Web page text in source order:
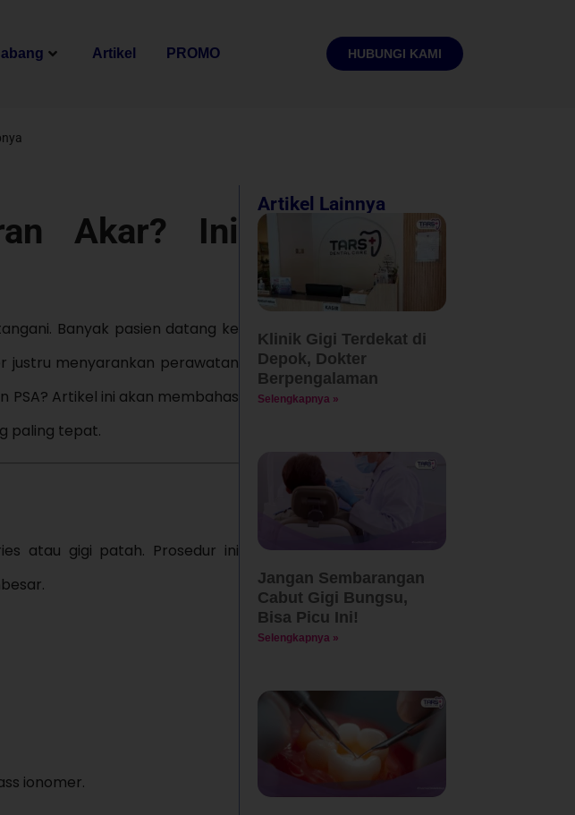
Artikel PROMO HUBUNGI KAMI
Akar? Ini
Banyak pasien datang ke
justru menyarankan perawatan
PSA? Artikel ini akan membahas
paling tepat.
atau gigi patah. Prosedur ini
ionomer.
Artikel Lainnya
Klinik Gigi Terdekat di
Depok, Dokter
Berpengalaman
Selengkapnya »
Jangan Sembarangan
Cabut Gigi Bungsu,
Bisa Picu Ini!
Selengkapnya »